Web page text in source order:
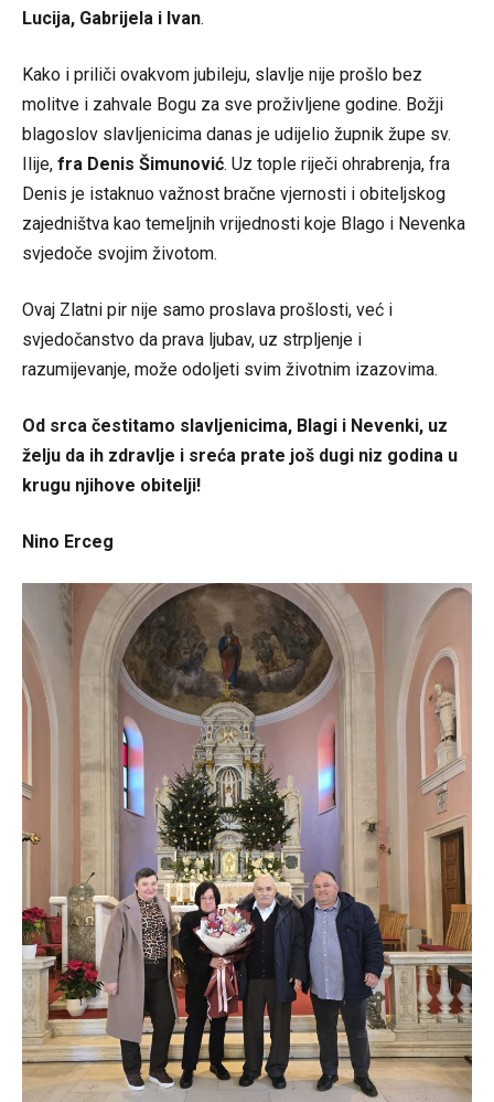
Lucija, Gabrijela i Ivan.
Kako i priliči ovakvom jubileju, slavlje nije prošlo bez
molitve i zahvale Bogu za sve proživljene godine. Božji
blagoslov slavljenicima danas je udijelio župnik župe sv.
Ilije, fra Denis Šimunović. Uz tople riječi ohrabrenja, fra
Denis je istaknuo važnost bračne vjernosti i obiteljskog
zajedništva kao temeljnih vrijednosti koje Blago i Nevenka
svjedoče svojim životom.
Ovaj Zlatni pir nije samo proslava prošlosti, već i
svjedočanstvo da prava ljubav, uz strpljenje i
razumijevanje, može odoljeti svim životnim izazovima.
Od srca čestitamo slavljenicima, Blagi i Nevenki, uz
želju da ih zdravlje i sreća prate još dugi niz godina u
krugu njihove obitelji!
Nino Erceg